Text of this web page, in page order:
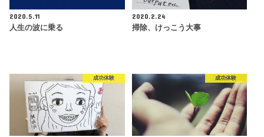
2020.5.11
人生の波に乗る
2020.2.24
掃除、けっこう大事
成功体験 成功体験